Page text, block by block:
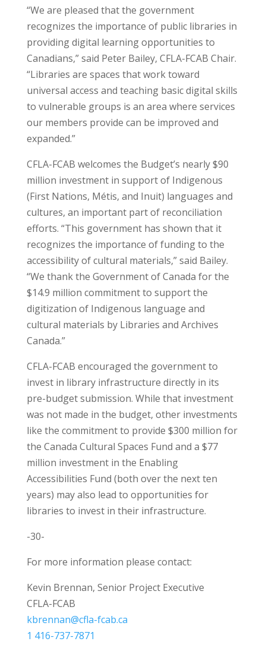
“We are pleased that the government
recognizes the importance of public libraries in
providing digital learning opportunities to
Canadians,” said Peter Bailey, CFLA-FCAB Chair.
“Libraries are spaces that work toward
universal access and teaching basic digital skills
to vulnerable groups is an area where services
our members provide can be improved and
expanded.”
CFLA-FCAB welcomes the Budget’s nearly $90
million investment in support of Indigenous
(First Nations, Métis, and Inuit) languages and
cultures, an important part of reconciliation
efforts. “This government has shown that it
recognizes the importance of funding to the
accessibility of cultural materials,” said Bailey.
“We thank the Government of Canada for the
$14.9 million commitment to support the
digitization of Indigenous language and
cultural materials by Libraries and Archives
Canada.”
CFLA-FCAB encouraged the government to
invest in library infrastructure directly in its
pre-budget submission. While that investment
was not made in the budget, other investments
like the commitment to provide $300 million for
the Canada Cultural Spaces Fund and a $77
million investment in the Enabling
Accessibilities Fund (both over the next ten
years) may also lead to opportunities for
libraries to invest in their infrastructure.
-30-
For more information please contact:
Kevin Brennan, Senior Project Executive
CFLA-FCAB
kbrennan@cfla-fcab.ca
1 416-737-7871